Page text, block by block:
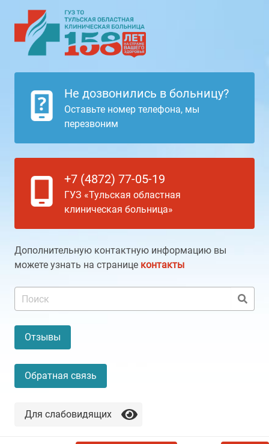
Не дозвонились в больницу?
Оставьте номер телефона, мы
перезвоним
+7 (4872) 77-05-19
ГУЗ «Тульская областная
клиническая больница»
Дополнительную контактную информацию вы
можете узнать на странице контакты
Отзывы
Обратная связь
Для слабовидящих